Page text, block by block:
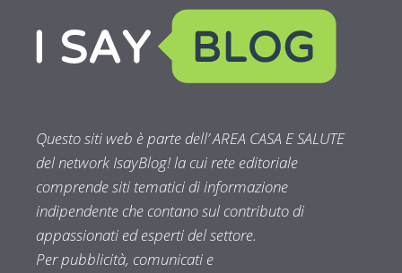
Questo siti web è parte dell’ AREA CASA E SALUTE
del network IsayBlog! la cui rete editoriale
comprende siti tematici di informazione
indipendente che contano sul contributo di
appassionati ed esperti del settore.
Per pubblicità, comunicati e